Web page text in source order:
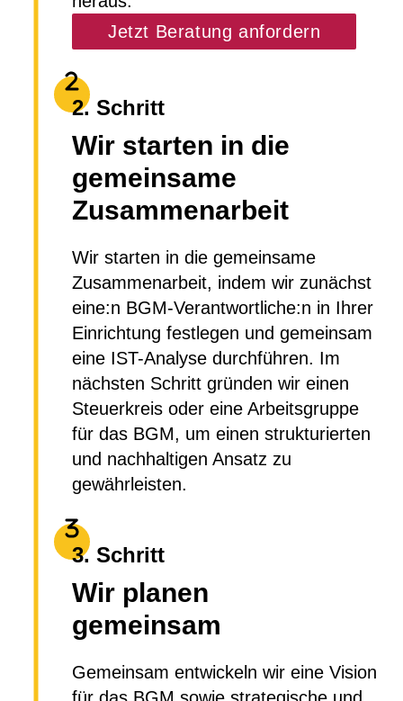
Jetzt Beratung anfordern
2. Schritt
Wir starten in die
gemeinsame
Zusammenarbeit
Wir starten in die gemeinsame
Zusammenarbeit, indem wir zunächst
eine:n BGM-Verantwortliche:n in Ihrer
Einrichtung festlegen und gemeinsam
eine IST-Analyse durchführen. Im
nächsten Schritt gründen wir einen
Steuerkreis oder eine Arbeitsgruppe
für das BGM, um einen strukturierten
und nachhaltigen Ansatz zu
gewährleisten.
3. Schritt
Wir planen
gemeinsam
Gemeinsam entwickeln wir eine Vision